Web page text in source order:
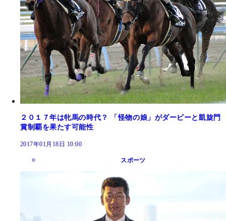
２０１７年は牝馬の時代？ 「怪物の娘」がダービーと凱旋門
賞制覇を果たす可能性
2017年01月18日 10:00
スポーツ